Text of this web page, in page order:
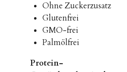
Ohne Zuckerzusatz
Glutenfrei
GMO-frei
Palmölfrei
Protein-